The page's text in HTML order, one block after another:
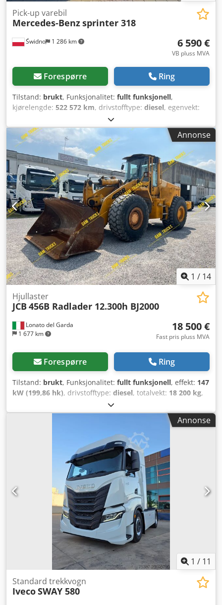
Świdno 1 286 km
Pick-up varebil
Mercedes-Benzsprinter 318
6 590 €
VB pluss MVA
Forespørre Ring
Tilstand: brukt, Funksjonalitet: fullt funksjonell,
kjørelengde: 522 572 km, drivstofftype: diesel, egenvekt:
, akselkonfigurasjon:2 aksler
lasteromslengde:4 300 mm, lasteplassbredde:2 100 mm,
lasteromshøyde: 2 100 mm , Byggeår:
, Mercedes
Sprinter Motor 3.0 318 CDI V6, 184 HK Dkodszcurxspfx Abijr
Aktuell kjørelengde: 522 600 km EU-kontroll gyldig til
22.12.2026 Bilen trenger karosseriarbeid, mekanisk i god
stand.
Annonse
1 / 14
Lonato del Garda
1 677 km
Hjullaster
JCB 456B Radlader 12.300h BJ2000
18 500 €
Fast pris pluss MVA
Forespørre Ring
Tilstand: brukt, Funksjonalitet: fullt funksjonell, effekt: 147
kW (199,86 hk), drivstofftype: diesel, totalvekt: 18 200 kg,
12 370 h
Annonse
1 / 11
Standard trekkvogn
IvecoSWAY 580